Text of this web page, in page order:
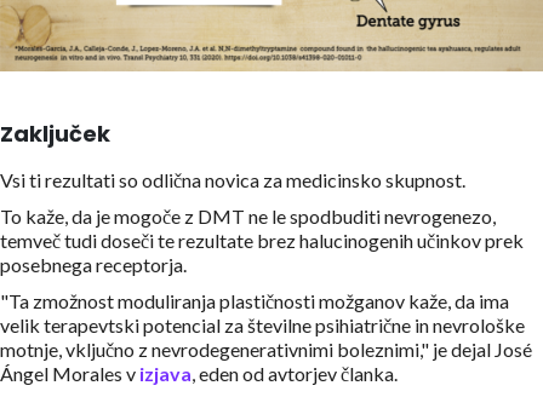
Zaključek
Vsi ti rezultati so odlična novica za medicinsko skupnost.
To kaže, da je mogoče z DMT ne le spodbuditi nevrogenezo,
temveč tudi doseči te rezultate brez halucinogenih učinkov prek
posebnega receptorja.
"Ta zmožnost moduliranja plastičnosti možganov kaže, da ima
velik terapevtski potencial za številne psihiatrične in nevrološke
motnje, vključno z nevrodegenerativnimi boleznimi," je dejal José
Ángel Morales v izjava, eden od avtorjev članka.